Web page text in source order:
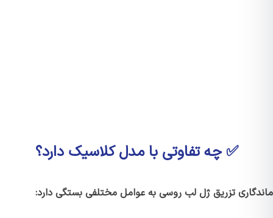
✅ چه تفاوتی با مدل کلاسیک دارد؟
تزریق ژل لب روسی به عوامل مختلفی بستگی دارد: